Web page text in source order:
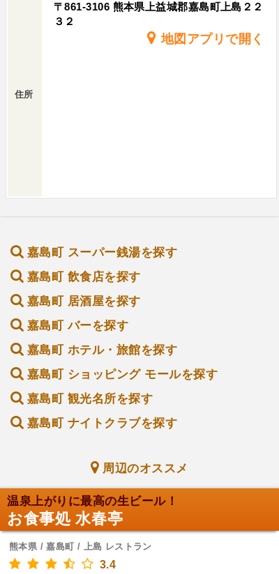
住所
〒861-3106 熊本県上益城郡嘉島町上島２２
３２
地図アプリで開く
嘉島町 スーパー銭湯を探す
嘉島町 飲食店を探す
嘉島町 居酒屋を探す
嘉島町 バーを探す
嘉島町 ホテル・旅館を探す
嘉島町 ショッピング モールを探す
嘉島町 観光名所を探す
嘉島町 ナイトクラブを探す
周辺のオススメ
温泉上がりに最高の生ビール！
お食事処 水春亭
熊本県 / 嘉島町 / 上島 レストラン
3.4